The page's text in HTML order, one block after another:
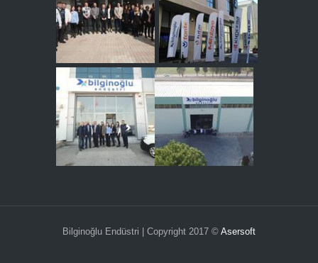
Bilginoğlu Endüstri | Copyright 2017 © Asersoft